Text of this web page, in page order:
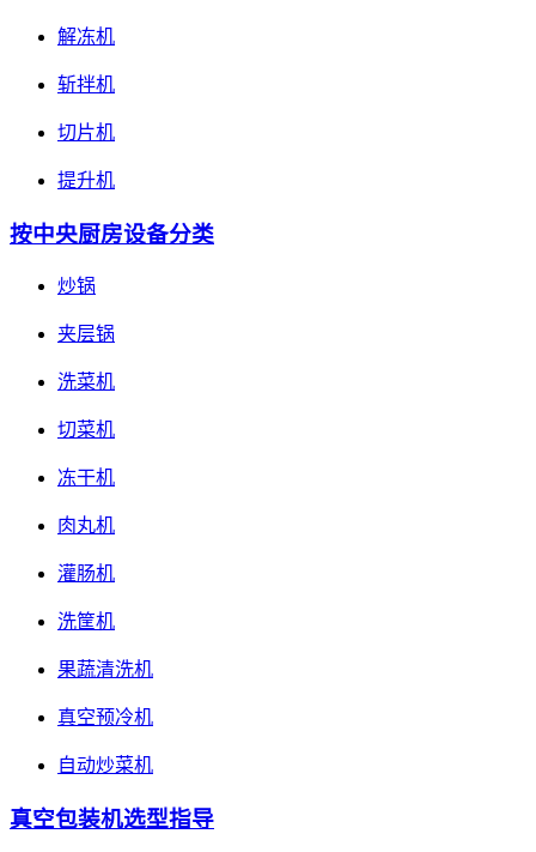
解冻机
斩拌机
切片机
提升机
按中央厨房设备分类
炒锅
夹层锅
洗菜机
切菜机
冻干机
肉丸机
灌肠机
洗筐机
果蔬清洗机
真空预冷机
自动炒菜机
真空包装机选型指导